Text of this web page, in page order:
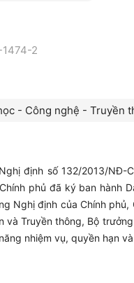
2
- Công nghệ - Truyền
định số 132/2013/
phủ đã ký ban hành
Nghị định của Chính
Truyền thông, Bộ
nhiệm vụ, quyền hạn
cập nhật văn bản,